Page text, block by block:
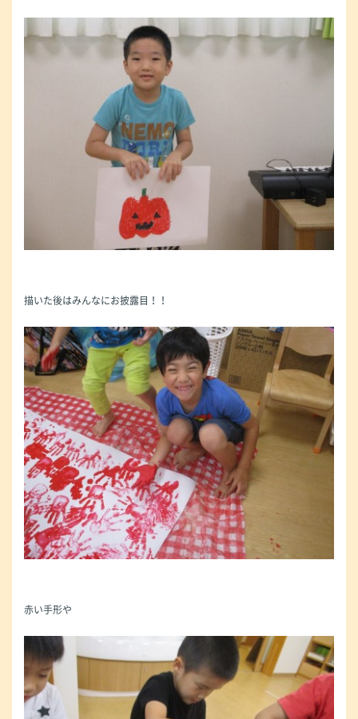
描いた後はみんなにお披露目！！
赤い手形や